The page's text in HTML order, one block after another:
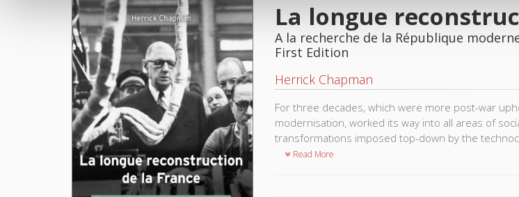
La longue
A la recherche de la République
First Edition
Herrick Chapman
For three decades, which were more post-war
modernisation, worked its way into all areas of
transformations imposed top-down by the
Read More